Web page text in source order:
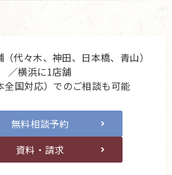
代々木、神田、日本橋、青山）
／横浜に1店舗
国対応）でのご相談も可能
無料相談予約
資料・請求